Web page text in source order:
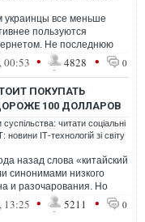
украинцы все меньше
пользуются
Не последнюю
развития и расширения 3G
00:53 • 4828 • 0
ПОКУПАТЬ
100 ДОЛЛАРОВ
читати соціальні
новини ІТ-технологій зі світу
назад слова «китайский
синонимами низкого
и разочарования. Но
и вот нескольк...
13:25 • 5211 • 0